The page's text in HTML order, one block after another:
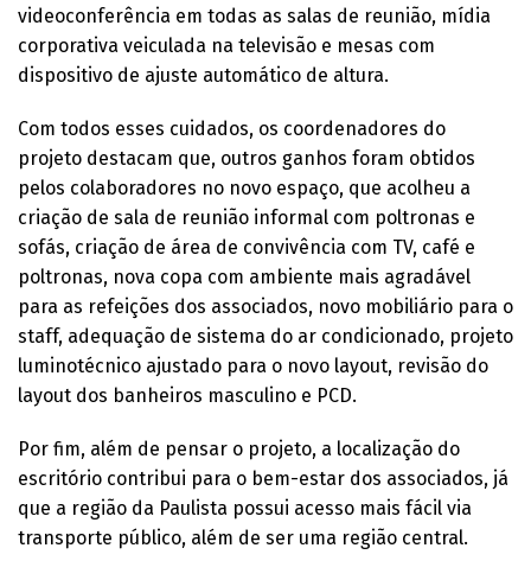
videoconferência em todas as salas de reunião, mídia
corporativa veiculada na televisão e mesas com
dispositivo de ajuste automático de altura.
Com todos esses cuidados, os coordenadores do
projeto destacam que, outros ganhos foram obtidos
pelos colaboradores no novo espaço, que acolheu a
criação de sala de reunião informal com poltronas e
sofás, criação de área de convivência com TV, café e
poltronas, nova copa com ambiente mais agradável
para as refeições dos associados, novo mobiliário para o
staff, adequação de sistema do ar condicionado, projeto
luminotécnico ajustado para o novo layout, revisão do
layout dos banheiros masculino e PCD.
Por fim, além de pensar o projeto, a localização do
escritório contribui para o bem-estar dos associados, já
que a região da Paulista possui acesso mais fácil via
transporte público, além de ser uma região central.